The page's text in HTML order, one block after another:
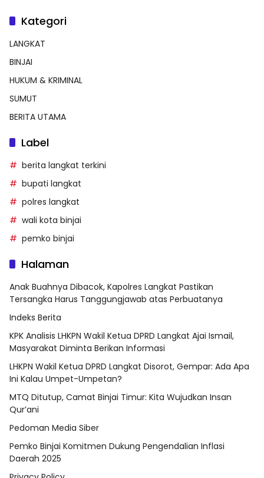
Kategori
LANGKAT
BINJAI
HUKUM & KRIMINAL
SUMUT
BERITA UTAMA
Label
berita langkat terkini
bupati langkat
polres langkat
wali kota binjai
pemko binjai
Halaman
Anak Buahnya Dibacok, Kapolres Langkat Pastikan
Tersangka Harus Tanggungjawab atas Perbuatanya
Indeks Berita
KPK Analisis LHKPN Wakil Ketua DPRD Langkat Ajai Ismail,
Masyarakat Diminta Berikan Informasi
LHKPN Wakil Ketua DPRD Langkat Disorot, Gempar: Ada Apa
Ini Kalau Umpet-Umpetan?
MTQ Ditutup, Camat Binjai Timur: Kita Wujudkan Insan
Qur’ani
Pedoman Media Siber
Pemko Binjai Komitmen Dukung Pengendalian Inflasi
Daerah 2025